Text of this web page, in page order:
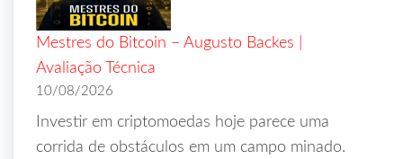
Mestres do Bitcoin – Augusto Backes |
Avaliação Técnica
10/08/2026
Investir em criptomoedas hoje parece uma
corrida de obstáculos em um campo minado.